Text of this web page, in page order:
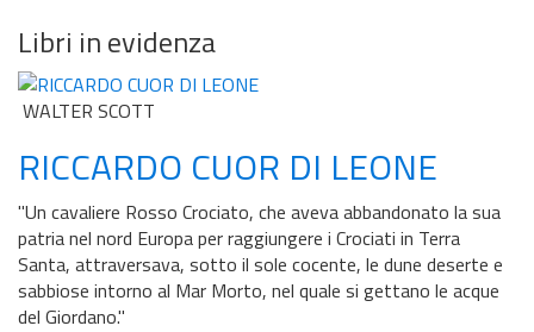
Libri in evidenza
WALTER SCOTT
RICCARDO CUOR DI LEONE
"Un cavaliere Rosso Crociato, che aveva abbandonato la sua
patria nel nord Europa per raggiungere i Crociati in Terra
Santa, attraversava, sotto il sole cocente, le dune deserte e
sabbiose intorno al Mar Morto, nel quale si gettano le acque
del Giordano."